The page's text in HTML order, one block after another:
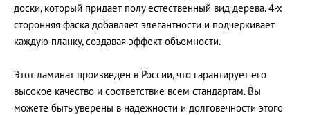
доски, который придает полу естественный вид дерева. 4-х
сторонняя фаска добавляет элегантности и подчеркивает
каждую планку, создавая эффект объемности.
Этот ламинат произведен в России, что гарантирует его
высокое качество и соответствие всем стандартам. Вы
можете быть уверены в надежности и долговечности этого